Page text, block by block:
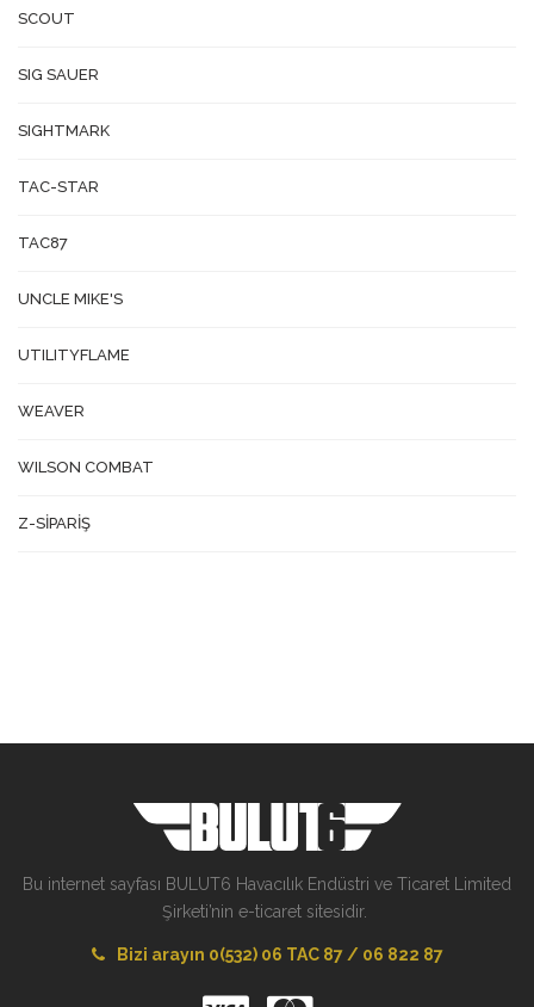
SCOUT
SIG SAUER
SIGHTMARK
TAC-STAR
TAC87
UNCLE MIKE'S
UTILITYFLAME
WEAVER
WILSON COMBAT
Z-SİPARİŞ
Bu internet sayfası BULUT6 Havacılık Endüstri ve Ticaret Limited
Şirketi’nin e-ticaret sitesidir.
Bizi arayın 0(532) 06 TAC 87 / 06 822 87